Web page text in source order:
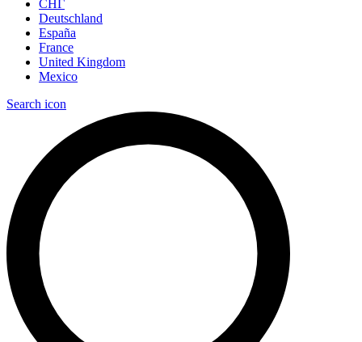
СНГ
Deutschland
España
France
United Kingdom
Mexico
Search icon